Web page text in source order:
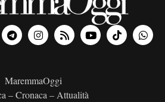
MaremmaOggi
– Cronaca – Attualità